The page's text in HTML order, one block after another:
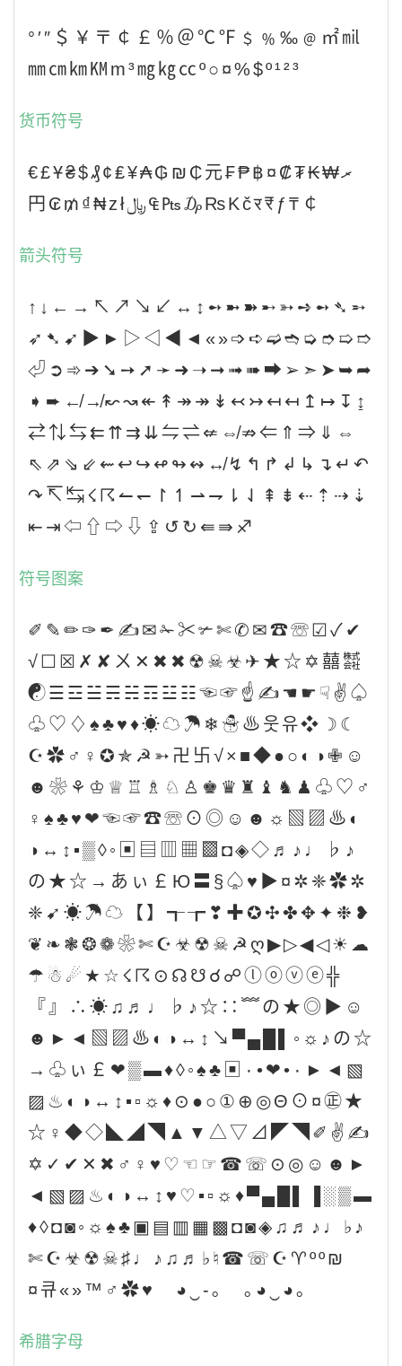
°′″＄￥〒￠￡％＠℃℉﹩﹪‰﹫㎡㏕
㎜㎝㎞㏎m³㎎㎏㏄º○¤%$º¹²³
货币符号
€£Ұ₴$₰¢₤¥₳₲₪₵元₣₱฿¤₡₮₭₩ރ
円₢₥₫₦zł﷼₠₧₯₨Kčर₹ƒ₸￠
箭头符号
↑↓←→↖↗↘↙↔↕➻➼➽➸➳➺➻➴➵
➶➷➹▶►▷◁◀◄«»➩➪➫➬➭➮➯➱
⏎➲➾➔➘➙➚➛➜➝➞➟➠➡➢➣➤➥➦
➧➨↚↛↜↝↞↟↠↠↡↢↣↤↤↥↦↧↨
⇄⇅⇆⇇⇈⇉⇊⇋⇌⇍⇎⇏⇐⇑⇒⇓⇔
⇖⇗⇘⇙⇜↩↪↫↬↭↮↯↰↱↲↳↴↵↶
↷↸↹☇☈↼↽↾↿⇀⇁⇂⇃⇞⇟⇠⇡⇢⇣
⇤⇥⇦⇧⇨⇩⇪↺↻⇚⇛♐
符号图案
✐✎✏✑✒✍✉✁✂✃✄✆✉☎☏☑✓✔
√☐☒✗✘ㄨ✕✖✖☢☠☣✈★☆✡囍㍿
☯☰☲☱☴☵☶☳☷☜☞☝✍☚☛☟✌♤
♧♡♢♠♣♥♦☀☁☂❄☃♨웃유❖☽☾
☪✿♂♀✪✯☭➳卍卐√×■◆●○◐◑✙☺
☻❀⚘♔♕♖♗♘♙♚♛♜♝♞♟♧♡♂
♀♠♣♥❤☜☞☎☏⊙◎☺☻☼▧▨♨◐
◑↔↕▪▒◊◦▣▤▥▦▩◘◈◇♬♪♩♭♪
の★☆→あぃ￡Ю〓§♤♥▶¤✲❈✿✲
❈➹☀☂☁【】┱┲❣✚✪✣✤✥✦❉❥
❦❧❃❂❁❀✄☪☣☢☠☭ღ▶▷◀◁☀☁
☂☃☄★☆☇☈⊙☊☋☌☍ⓛⓞⓥⓔ╬
『』∴☀♫♬♩♭♪☆∷﹌の★◎▶☺
☻►◄▧▨♨◐◑↔↕↘▀▄█▌◦☼♪の☆
→♧ぃ￡❤▒▬♦◊◦♠♣▣۰•❤•۰►◄▧
▨♨◐◑↔↕▪▫☼♦⊙●○①⊕◎Θ⊙¤㊣★
☆♀◆◇◣◢◥▲▼△▽⊿◤◥✐✌✍
✡✓✔✕✖♂♀♥♡☜☞☎☏⊙◎☺☻►
◄▧▨♨◐◑↔↕♥♡▪▫☼♦▀▄█▌▐░▒▬
♦◊◘◙◦☼♠♣▣▤▥▦▩◘◙◈♫♬♪♩♭♪
✄☪☣☢☠♯♩♪♫♬♭♮☎☏☪♈ºº₪
¤큐«»™♂✿♥ ◕‿-｡ ｡◕‿◕｡
希腊字母